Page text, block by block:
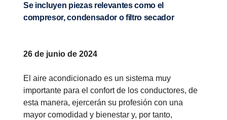
Se incluyen piezas relevantes como el
compresor, condensador o filtro secador
26 de junio de 2024
El aire acondicionado es un sistema muy
importante para el confort de los conductores, de
esta manera, ejercerán su profesión con una
mayor comodidad y bienestar y, por tanto,